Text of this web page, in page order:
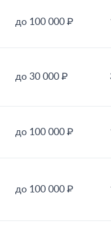
до 100 000 ₽
до 30 000 ₽
до 100 000 ₽
до 100 000 ₽